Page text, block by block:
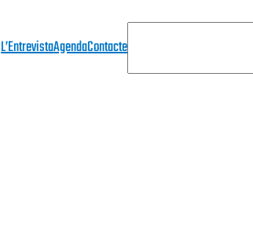
L’EntrevistaAgendaContacteE
R